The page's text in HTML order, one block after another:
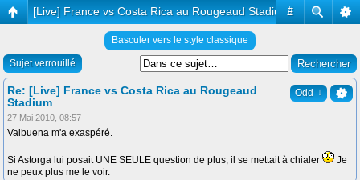
#
[Live] France vs Costa Rica au Rougeaud Stadium
Basculer vers le style classique
Sujet verrouillé
Odd ↓
Re: [Live] France vs Costa Rica au Rougeaud
Stadium
27 Mai 2010, 08:57
Valbuena m'a exaspéré.
Si Astorga lui posait UNE SEULE question de plus, il se mettait à chialer
Je
ne peux plus me le voir.